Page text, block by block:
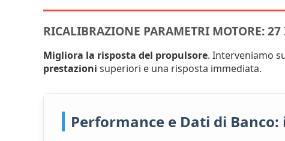
RICALIBRAZIONE PARAMETRI MOTORE:
Migliora la risposta del propulsore. Interveniamo
prestazioni superiori e una risposta immediata.
Performance e Dati di